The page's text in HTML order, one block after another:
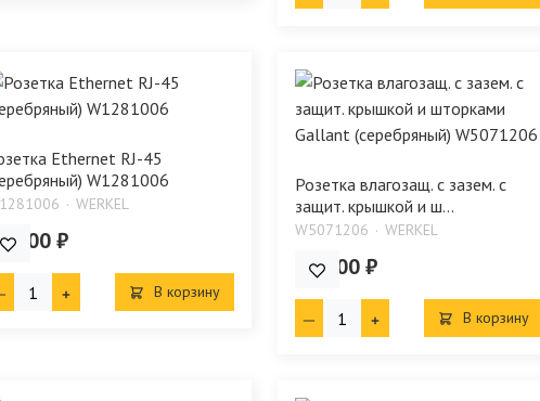
Ethernet RJ-45
W1281006
WERKEL
924.00 ₽
В корзину
Розетка влагозащ. с зазем. с
защит. крышкой и ш...
W5071206 WERKEL
681.00 ₽
В корзину